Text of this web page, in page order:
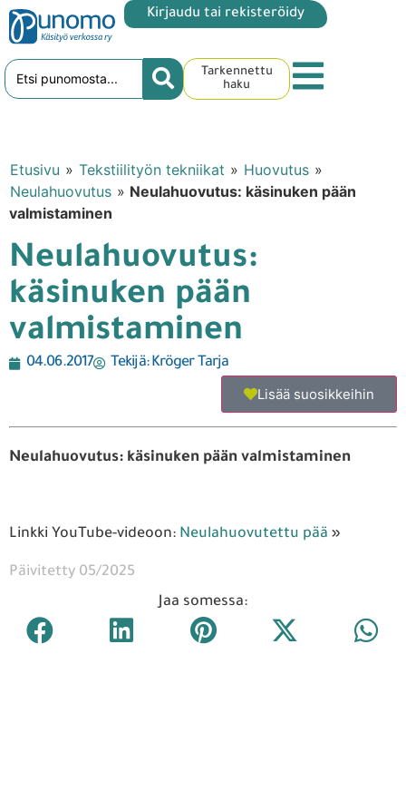
Kirjaudu tai rekisteröidy
Tarkennettu
haku
Etusivu » Tekstiilityön tekniikat » Huovutus »
Neulahuovutus » Neulahuovutus: käsinuken pään
valmistaminen
Neulahuovutus:
käsinuken pään
valmistaminen
04.06.2017 Tekijä:Kröger Tarja
Lisää suosikkeihin
Neulahuovutus: käsinuken pään valmistaminen
Linkki YouTube-videoon: Neulahuovutettu pää »
Päivitetty 05/2025
Jaa somessa: